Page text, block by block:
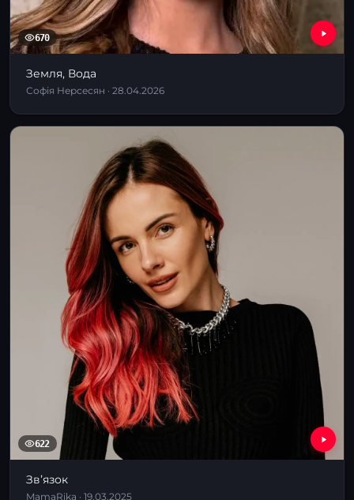
670
Земля, Вода
Софія Нерсесян · 28.04.2026
622
Звʼязок
MamaRika · 19.03.2025